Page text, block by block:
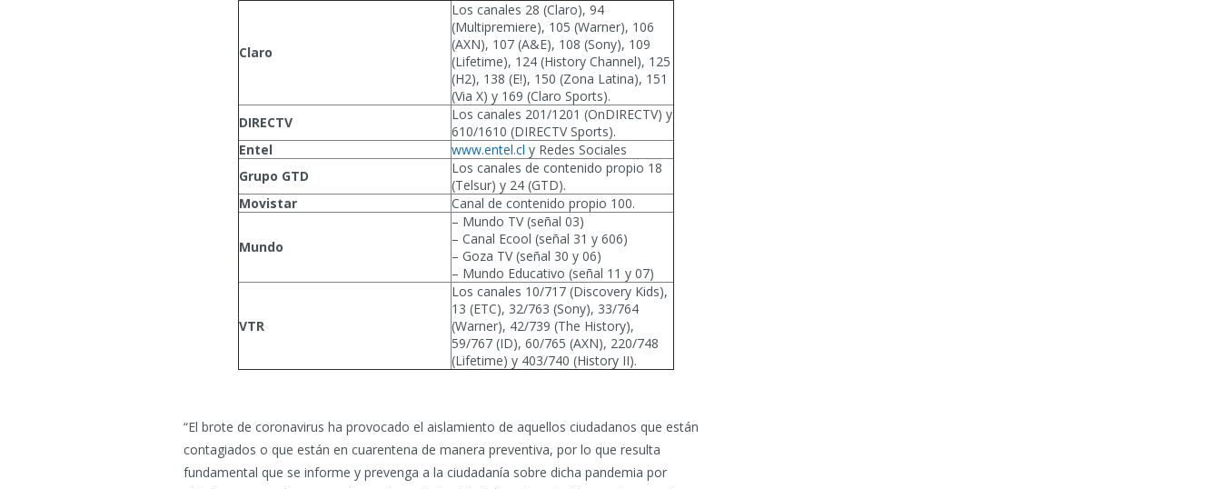
Claro
Los canales 28 (Claro), 94
(Multipremiere), 105 (Warner), 106
(AXN), 107 (A&E), 108 (Sony), 109
(Lifetime), 124 (History Channel), 125
(H2), 138 (E!), 150 (Zona Latina), 151
(Via X) y 169 (Claro Sports).
DIRECTV
Los canales 201/1201 (OnDIRECTV) y
610/1610 (DIRECTV Sports).
Entel
www.entel.cl y Redes Sociales
Grupo GTD
Los canales de contenido propio 18
(Telsur) y 24 (GTD).
Movistar
Canal de contenido propio 100.
Mundo
– Mundo TV (señal 03)
– Canal Ecool (señal 31 y 606)
– Goza TV (señal 30 y 06)
– Mundo Educativo (señal 11 y 07)
VTR
Los canales 10/717 (Discovery Kids),
13 (ETC), 32/763 (Sony), 33/764
(Warner), 42/739 (The History),
59/767 (ID), 60/765 (AXN), 220/748
(Lifetime) y 403/740 (History II).
“El brote de coronavirus ha provocado el aislamiento de aquellos ciudadanos que están
contagiados o que están en cuarentena de manera preventiva, por lo que resulta
fundamental que se informe y prevenga a la ciudadanía sobre dicha pandemia por